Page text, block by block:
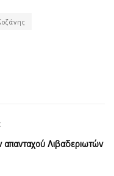
Λιβαδεριωτών